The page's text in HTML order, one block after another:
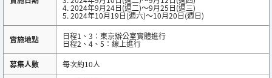
4. 2024年9月24日(週二)～9月25日(週三)
5. 2024年10月19日(週六)～10月20日(週日)
實施地點 日程1、3：東京辦公室實體進行
日程2、4、5：線上進行
募集人數
每次約10人